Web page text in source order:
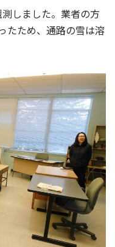
しました。業者の方
たため、通路の雪は溶